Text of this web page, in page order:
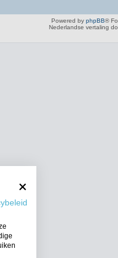
Powered by phpBB®
Nederlandse vertaling